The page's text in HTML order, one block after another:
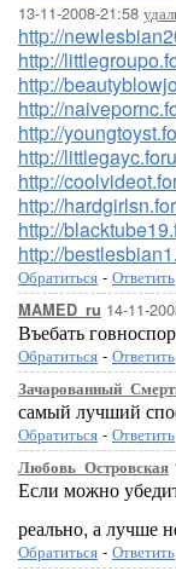
13-11-2008-21:58
http://
http://
http://
http://
http://
http://
http://
http://
http://
http://
Обратиться - Ответить
MAMED_ru 14-11-
Въебать
Обратиться - Ответить
самый лучший
Обратиться - Ответить
Любовь_Островская
Если можно
реально, а лучше
Обратиться - Ответить